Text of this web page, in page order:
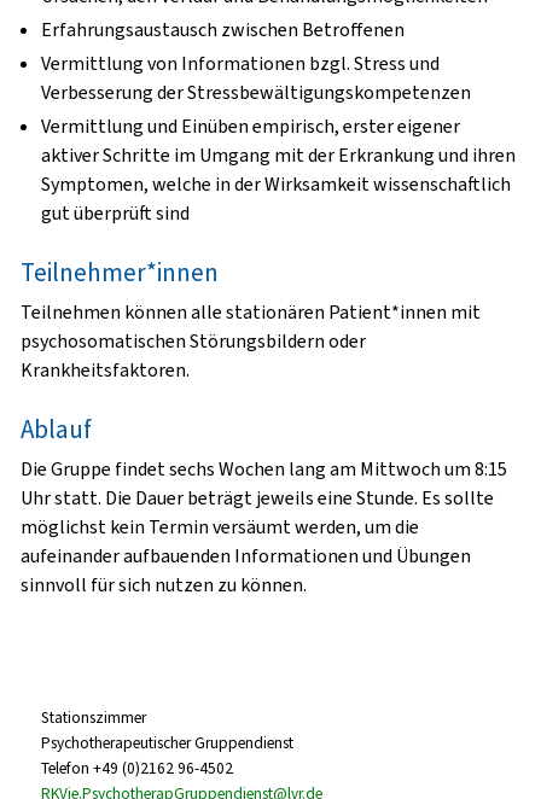
Erfahrungsaustausch zwischen Betroffenen
Vermittlung von Informationen bzgl. Stress und
Verbesserung der Stressbewältigungskompetenzen
Vermittlung und Einüben empirisch, erster eigener
aktiver Schritte im Umgang mit der Erkrankung und ihren
Symptomen, welche in der Wirksamkeit wissenschaftlich
gut überprüft sind
Teilnehmer*innen
Teilnehmen können alle stationären Patient*innen mit
psychosomatischen Störungsbildern oder
Krankheitsfaktoren.
Ablauf
Die Gruppe findet sechs Wochen lang am Mittwoch um 8:15
Uhr statt. Die Dauer beträgt jeweils eine Stunde. Es sollte
möglichst kein Termin versäumt werden, um die
aufeinander aufbauenden Informationen und Übungen
sinnvoll für sich nutzen zu können.
Stationszimmer
Psychotherapeutischer Gruppendienst
Telefon +49 (0)2162 96-4502
RKVie.PsychotherapGruppendienst@lvr.de